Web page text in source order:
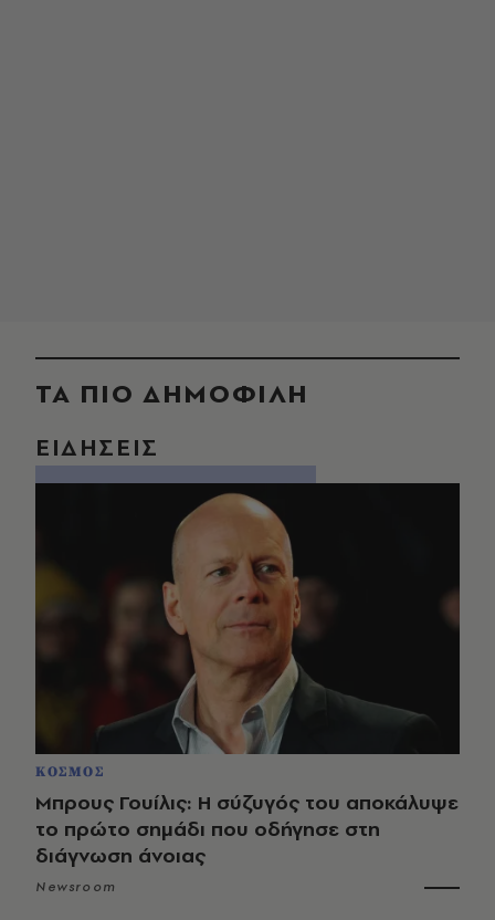
ΤΑ ΠΙΟ ΔΗΜΟΦΙΛΗ
ΕΙΔΗΣΕΙΣ
ΚΟΣΜΟΣ
Μπρους Γουίλις: Η σύζυγός του αποκάλυψε
το πρώτο σημάδι που οδήγησε στη
διάγνωση άνοιας
Newsroom